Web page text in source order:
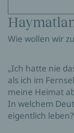
Wie wollen wir
„Ich hatte nie
als ich im
meine Heimat
In welchem
eigentlich